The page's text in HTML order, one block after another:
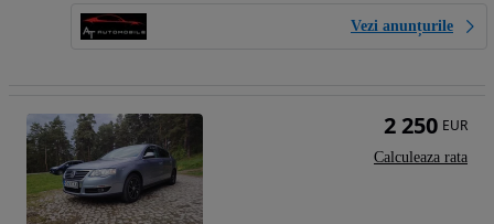
Vezi anunțurile
2 250 EUR
Calculeaza rata